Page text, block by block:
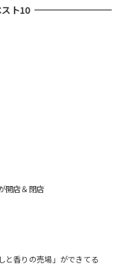
ト10
開店＆閉店
と香りの売場」ができてる